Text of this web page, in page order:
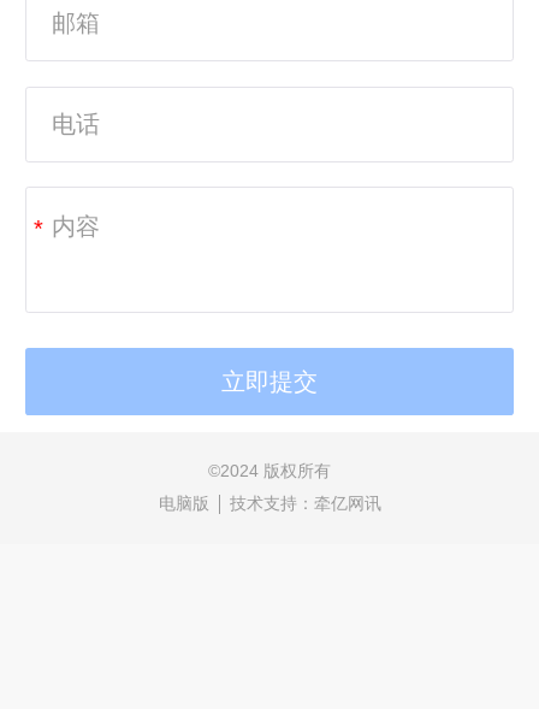
*
©2024 版权所有
电脑版
技术支持： 牵亿网讯